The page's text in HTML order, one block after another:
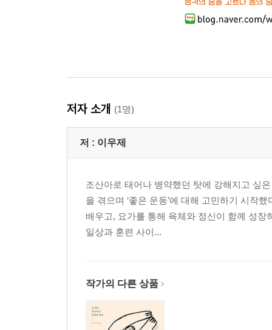
저자 소개 (1명)
저 : 이우제
조산아로 태어나 병약했던 탓에 강해지고 싶
을 겪으며 ‘좋은 운동’에 대해 고민하기 시작
배우고, 요가를 통해 육체와 정신이 함께 성
일상과 훈련 사이...
작가의 다른 상품